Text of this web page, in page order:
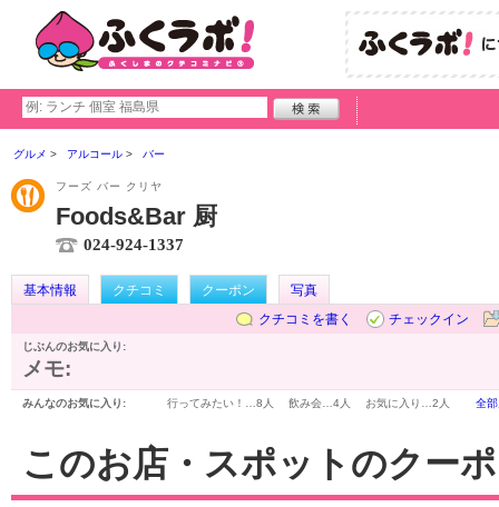
グルメ アルコール バー
フーズ バー クリヤ
Foods&Bar 厨
024-924-1337
基本情報 クチコミ クーポン
写真
クチコミを書く
チェックイン
じぶんのお気に入り:
メモ:
みんなのお気に入り: 行ってみたい！… 8人 飲み会… 4人 お気に入り… 2人 全
このお店・スポットのクー